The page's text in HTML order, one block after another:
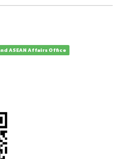
ASEAN Affairs Office